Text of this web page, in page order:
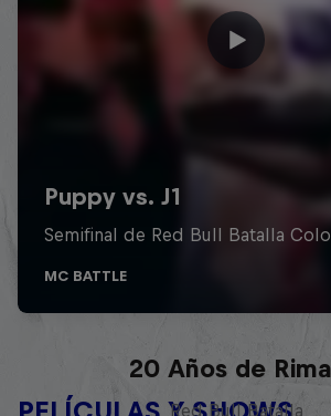
20 Años de
Red Bull Batalla